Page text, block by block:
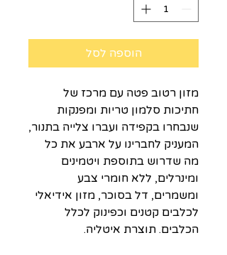
הוספה לסל
מזון רטוב פטה עם מרכז של
חתיכות סלמון טריות ומפנקות
שנבחרו בקפידה ועברו צלייה בתנור,
המעניק לחברינו על ארבע את כל
מה שדרוש בתוספת ויטמינים
ומינרלים, ללא חומרי צבע
ומשמרים, דל בסוכר, מזון אידיאלי
לכלבים קטנים וכפינוק לכלל
הכלבים. תוצרת איטליה.